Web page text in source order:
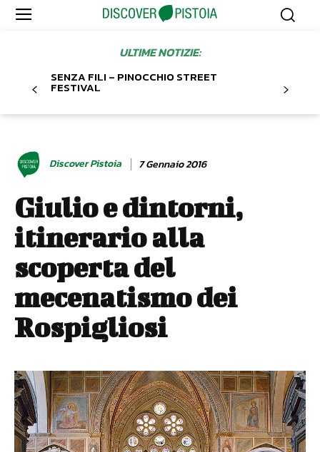
ULTIME NOTIZIE:
SENZA FILI – PINOCCHIO STREET
FESTIVAL
Discover Pistoia 7 Gennaio 2016
Giulio e dintorni,
itinerario alla
scoperta del
mecenatismo dei
Rospigliosi